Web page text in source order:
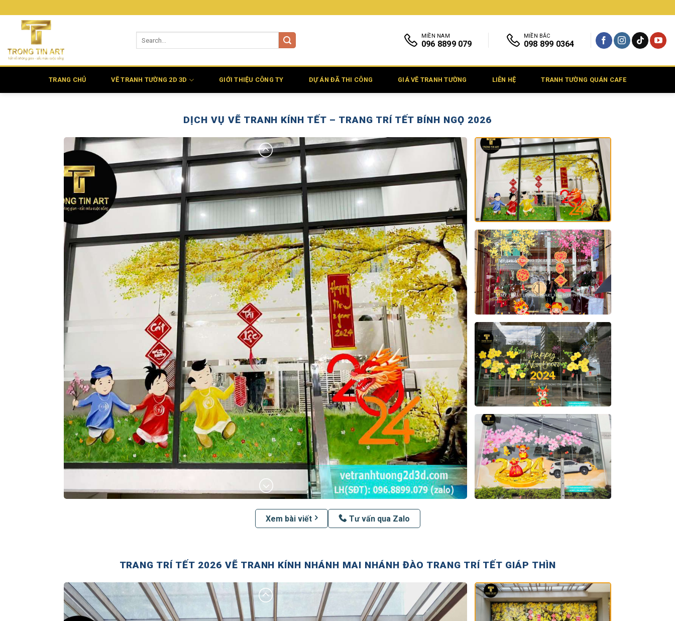
qua
MIỀN NAM
096 8899 079
MIỀN BẮC
098 899 0364
TRANG CHỦ VẼ TRANH TƯỜNG 2D 3D GIỚI THIỆU CÔNG TY DỰ ÁN ĐÃ THI CÔNG GIÁ VẼ TRANH TƯỜNG LIÊN HỆ TRANH TƯỜNG QUÁN CAFE
DỊCH VỤ VẼ TRANH KÍNH TẾT – TRANG TRÍ TẾT BÍNH NGỌ 2026
Xem bài viết Tư vấn qua Zalo
TRANG TRÍ TẾT 2026 VẼ TRANH KÍNH NHÁNH MAI NHÁNH ĐÀO TRANG TRÍ TẾT GIÁP THÌN